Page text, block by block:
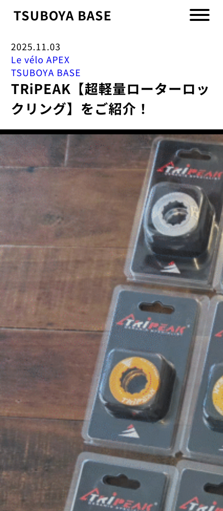
TSUBOYA BASE
2025.11.03
Le vélo APEX
TSUBOYA BASE
TRiPEAK【超軽量ローターロッ
クリング】をご紹介！